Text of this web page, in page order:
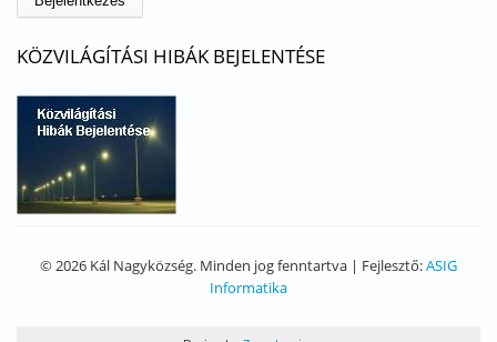
KÖZVILÁGÍTÁSI HIBÁK BEJELENTÉSE
© 2026 Kál Nagyközség. Minden jog fenntartva | Fejlesztő:ASIG
Informatika